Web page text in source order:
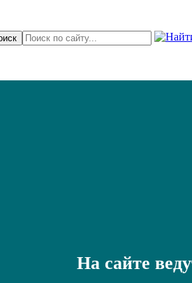
На сайте